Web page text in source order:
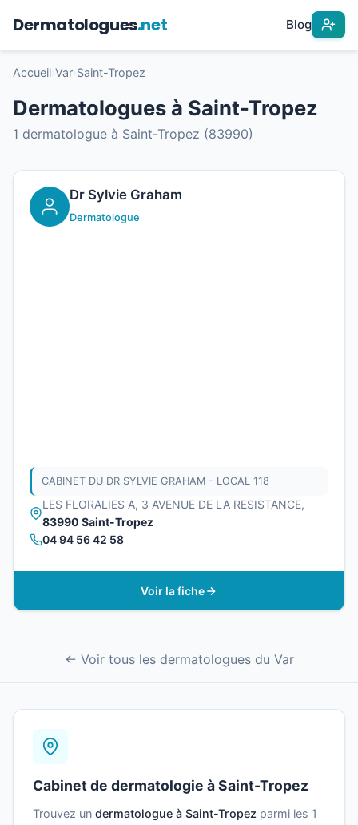
Dermatologues.net Blog
Accueil Var Saint-Tropez
Dermatologues à Saint-Tropez
1 dermatologue à Saint-Tropez (83990)
Dr Sylvie Graham
Dermatologue
CABINET DU DR SYLVIE GRAHAM - LOCAL 118
LES FLORALIES A, 3 AVENUE DE LA RESISTANCE,
83990 Saint-Tropez
04 94 56 42 58
Voir la fiche
← Voir tous les dermatologues du Var
Cabinet de dermatologie à Saint-Tropez
Trouvez un dermatologue à Saint-Tropez parmi les 1